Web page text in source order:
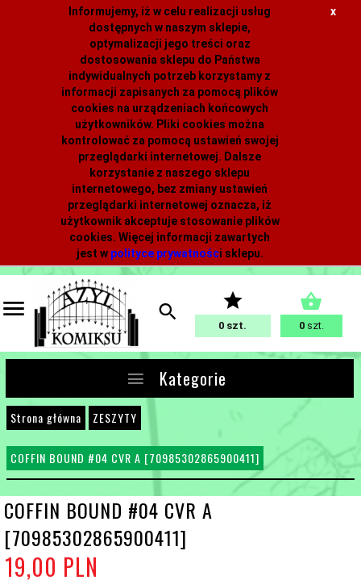
Informujemy, iż w celu realizacji usług
dostępnych w naszym sklepie,
optymalizacji jego treści oraz
dostosowania sklepu do Państwa
indywidualnych potrzeb korzystamy z
informacji zapisanych za pomocą plików
cookies na urządzeniach końcowych
użytkowników. Pliki cookies można
kontrolować za pomocą ustawień swojej
przeglądarki internetowej. Dalsze
korzystanie z naszego sklepu
internetowego, bez zmiany ustawień
przeglądarki internetowej oznacza, iż
użytkownik akceptuje stosowanie plików
cookies. Więcej informacji zawartych
jest w polityce prywatności sklepu.
x
0 0 szt.
Kategorie
Strona główna ZESZYTY
COFFIN BOUND #04 CVR A [70985302865900411]
COFFIN BOUND #04 CVR A
[70985302865900411]
19,00 PLN